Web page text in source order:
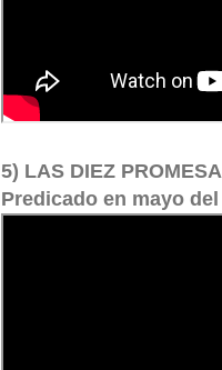
5) LAS DIEZ
Predicado en mayo del